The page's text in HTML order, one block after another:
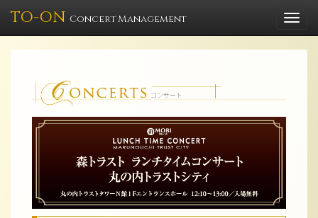
TO-ON Concert Management